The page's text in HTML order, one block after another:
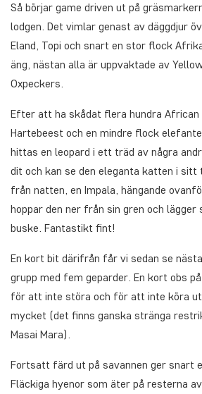
Så börjar game driven ut på
lodgen. Det vimlar genast av däggdjur
Eland, Topi och snart en stor flock
äng, nästan alla är uppvaktade av
Oxpeckers.
Efter att ha skådat flera hundra African
Hartebeest och en mindre flock
hittas en leopard i ett träd av några
dit och kan se den eleganta katten i
från natten, en Impala, hängande
hoppar den ner från sin gren och lägger
buske. Fantastikt fint!
En kort bit därifrån får vi sedan se
grupp med fem geparder. En kort obs
för att inte störa och för att inte köra
mycket (det finns ganska stränga
Masai Mara).
Fortsatt färd ut på savannen ger snart
Fläckiga hyenor som äter på resterna